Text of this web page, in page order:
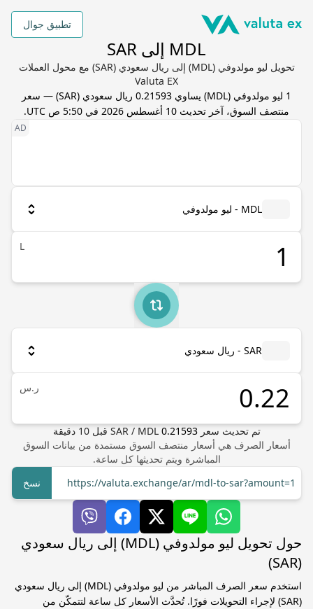
تطبيق جوال
MDL إلى SAR
تحويل ليو مولدوفي (MDL) إلى ريال سعودي (SAR) مع محول العملات
Valuta EX
1 ليو مولدوفي (
MDL) يساوي 0.21593 ريال سعودي (
SAR) — سعر
منتصف السوق، آخر تحديث 10 أغسطس 2026 في 5:50 ص UTC .
MDL - ليو مولدوفي
L
SAR - ريال سعودي
ر.س
تم تحديث سعر SAR/ MDL 0.21593 قبل10 دقيقة
أسعار الصرف هي أسعار منتصف السوق مستمدة من بيانات السوق
المباشرة ويتم تحديثها كل ساعة.
https://valuta.exchange/ar/mdl-to-sar?amount=1
نسخ
حول تحويل ليو مولدوفي (MDL) إلى ريال سعودي
(SAR)
استخدم سعر الصرف المباشر من ليو مولدوفي (MDL) إلى ريال سعودي
(SAR) لإجراء التحويلات فورًا. تُحدَّث الأسعار كل ساعة لتتمكّن من